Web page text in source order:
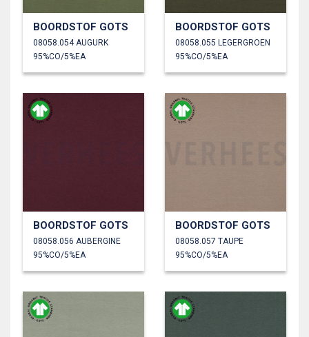
BOORDSTOF GOTS
08058.054 AUGURK
95%CO/5%EA
BOORDSTOF GOTS
08058.055 LEGERGROEN
95%CO/5%EA
BOORDSTOF GOTS
08058.056 AUBERGINE
95%CO/5%EA
BOORDSTOF GOTS
08058.057 TAUPE
95%CO/5%EA